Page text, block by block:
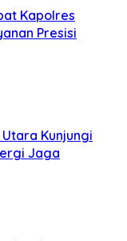
Kapolres
Presisi
Kunjungi
Jaga